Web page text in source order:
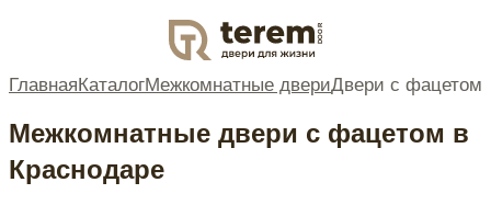
DOOR
Главная КаталогМежкомнатные двериДвери с фацетом
Межкомнатные двери с фацетом в
Краснодаре